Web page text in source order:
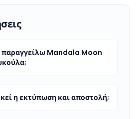
Mandala Moon
η εκτύπωση και αποστολή;